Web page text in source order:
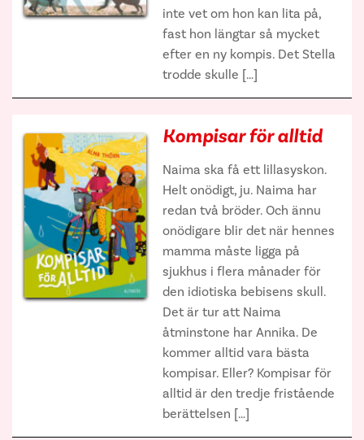
inte vet om hon kan lita på,
fast hon längtar så mycket
efter en ny kompis. Det Stella
trodde skulle […]
Kompisar för alltid
Naima ska få ett lillasyskon.
Helt onödigt, ju. Naima har
redan två bröder. Och ännu
onödigare blir det när hennes
mamma måste ligga på
sjukhus i flera månader för
den idiotiska bebisens skull.
Det är tur att Naima
åtminstone har Annika. De
kommer alltid vara bästa
kompisar. Eller? Kompisar för
alltid är den tredje fristående
berättelsen […]